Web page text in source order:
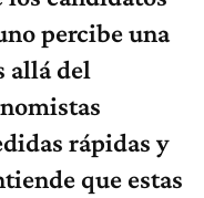
percibe una
allá del
rápidas y
que estas